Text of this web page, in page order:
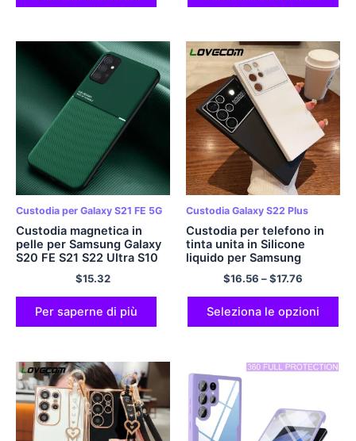
Custodia per Galaxy S21 FE 5G
Custodia magnetica in
pelle per Samsung Galaxy
S20 FE S21 S22 Ultra S10
Plus A52 A12 A72 S Nota
20 9 10 9 S10E S20FE A53
A50 S9 Coperture
$15.32
Per saperne di più
Custodia Galaxy S22 Plus
Custodia per telefono in
tinta unita in Silicone
liquido per Samsung
Galaxy S23 Ultra Plus S22
Ultra Plus 5G protezione
per obiettivo in vetro
copertina morbida
$16.56 –$17.76
Seleziona le opzioni